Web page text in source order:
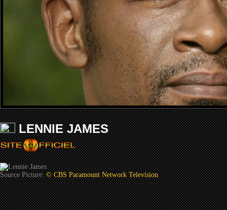
LENNIE JAMES
Source Picture:© CBS Paramount Network Television